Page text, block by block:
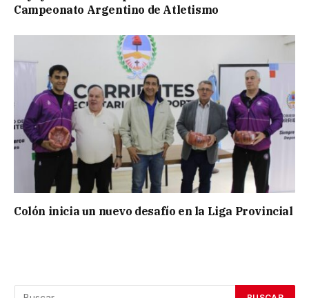
Campeonato Argentino de Atletismo
Colón inicia un nuevo desafío en la Liga Provincial